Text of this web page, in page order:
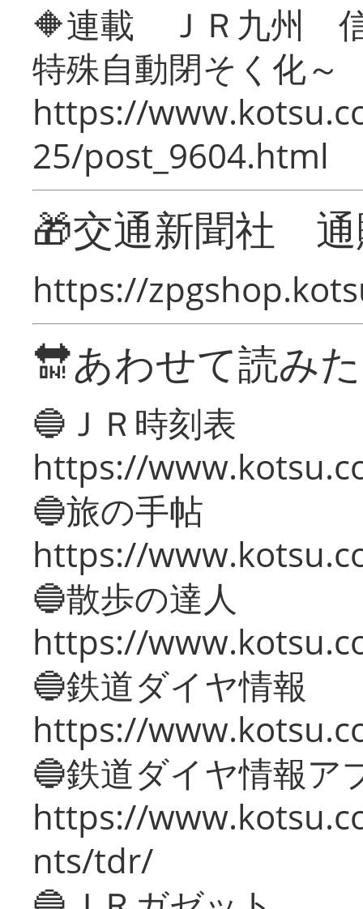
🔶連載 ＪＲ九州 信
特殊自動閉そく化～
https://
25/post_9604.html
🎁交通新聞社
https://
🔛あわせて読み
🔵ＪＲ時刻表
https://
🔵旅の手帖
https://
🔵散歩の達人
https://
🔵鉄道ダイヤ情報
https://
🔵鉄道ダイヤ情報ア
https://
nts/tdr/